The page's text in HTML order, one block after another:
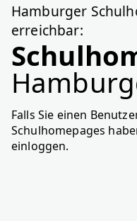
Hamburger
erreichbar:
Falls Sie einen
Schulhomepages
einloggen.